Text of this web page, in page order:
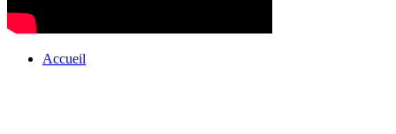
Accueil